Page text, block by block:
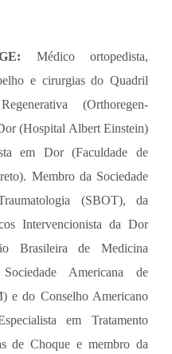
Médico ortopedista,
e cirurgias do Quadril
(Orthoregen-
(Hospital Albert Einstein)
em Dor (Faculdade de
Membro da Sociedade
(SBOT), da
Intervencionista da Dor
Brasileira de Medicina
Americana de
e do Conselho Americano
em Tratamento
de Choque e membro da